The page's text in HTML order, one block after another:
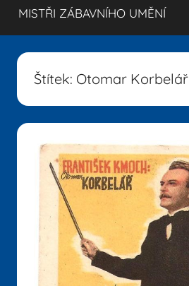
MISTŘI ZÁBAVNÍHO UMĚNÍ
Štítek: Otomar Korbelář